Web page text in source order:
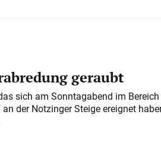
geraubt
sich am Sonntagabend im
der Notzinger Steige ereignet